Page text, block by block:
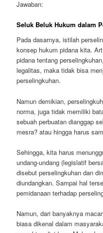
Jawaban:
Seluk Beluk Hukum dalam
Pada dasarnya, istilah
konsep hukum pidana kita.
pidana tentang
legalitas, maka tidak bisa
perselingkuhan.
Namun demikian,
norma, juga tidak memiliki
sebuah perbuatan dianggap
mesra? atau hingga harus
Sehingga, kita harus
undang-undang (legislatif
disebut perselingkuhan dan
diundangkan. Sampai hal
pemidanaan terhadap
Namun, dari banyaknya
biasa dikenal dalam